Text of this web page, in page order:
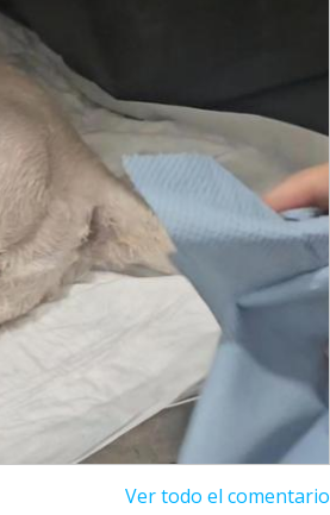
Ver todo el comentario